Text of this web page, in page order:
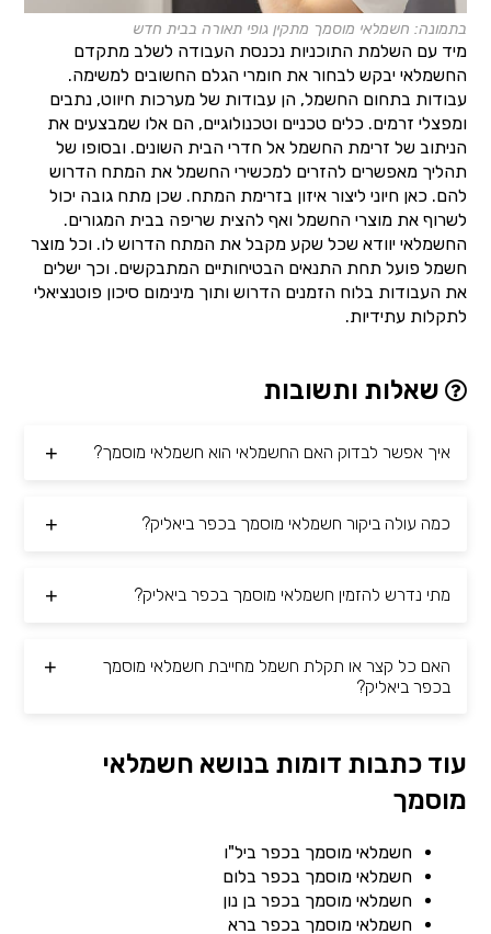
בתמונה: חשמלאי מוסמך מתקין גופי תאורה בבית חדש
מיד עם השלמת התוכניות נכנסת העבודה לשלב מתקדם
החשמלאי יבקש לבחור את חומרי הגלם החשובים למשימה.
עבודות בתחום החשמל, הן עבודות של מערכות חיווט, נתבים
ומפצלי זרמים. כלים טכניים וטכנולוגיים, הם אלו שמבצעים את
הניתוב של זרימת החשמל אל חדרי הבית השונים. ובסופו של
תהליך מאפשרים להזרים למכשירי החשמל את המתח הדרוש
להם. כאן חיוני ליצור איזון בזרימת המתח. שכן מתח גובה יכול
לשרוף את מוצרי החשמל ואף להצית שריפה בבית המגורים.
החשמלאי יוודא שכל שקע מקבל את המתח הדרוש לו. וכל מוצר
חשמל פועל תחת התנאים הבטיחותיים המתבקשים. וכך ישלים
את העבודות בלוח הזמנים הדרוש ותוך מינימום סיכון פוטנציאלי
לתקלות עתידיות.
שאלות ותשובות
איך אפשר לבדוק האם החשמלאי הוא חשמלאי מוסמך?
כמה עולה ביקור חשמלאי מוסמך בכפר ביאליק?
מתי נדרש להזמין חשמלאי מוסמך בכפר ביאליק?
האם כל קצר או תקלת חשמל מחייבת חשמלאי מוסמך
בכפר ביאליק?
עוד כתבות דומות בנושא חשמלאי
מוסמך
חשמלאי מוסמך בכפר ביל"ו
חשמלאי מוסמך בכפר בלום
חשמלאי מוסמך בכפר בן נון
חשמלאי מוסמך בכפר ברא